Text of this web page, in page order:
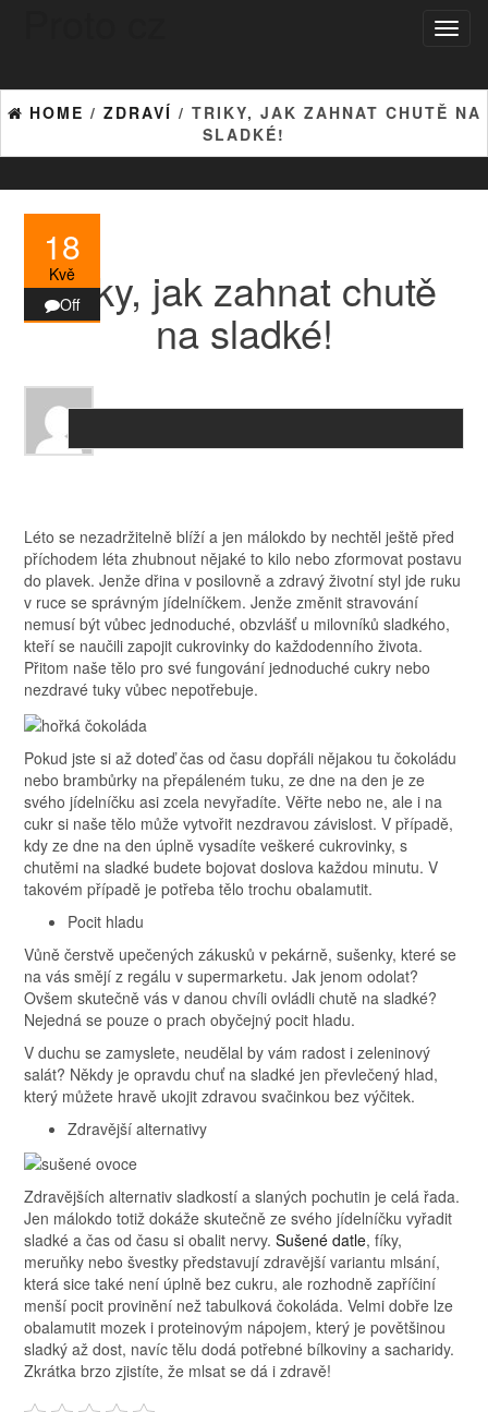
HOME / ZDRAVÍ / TRIKY, JAK ZAHNAT CHUTĚ NA
SLADKÉ!
18
Kvě
Off
Triky, jak zahnat chutě
na sladké!
Léto se nezadržitelně blíží a jen málokdo by nechtěl ještě před
příchodem léta zhubnout nějaké to kilo nebo zformovat postavu
do plavek. Jenže dřina v posilovně a zdravý životní styl jde ruku
v ruce se správným jídelníčkem. Jenže změnit stravování
nemusí být vůbec jednoduché, obzvlášť u milovníků sladkého,
kteří se naučili zapojit cukrovinky do každodenního života.
Přitom naše tělo pro své fungování jednoduché cukry nebo
nezdravé tuky vůbec nepotřebuje.
Pokud jste si až doteď čas od času dopřáli nějakou tu čokoládu
nebo brambůrky na přepáleném tuku, ze dne na den je ze
svého jídelníčku asi zcela nevyřadíte. Věřte nebo ne, ale i na
cukr si naše tělo může vytvořit nezdravou závislost. V případě,
kdy ze dne na den úplně vysadíte veškeré cukrovinky, s
chutěmi na sladké budete bojovat doslova každou minutu. V
takovém případě je potřeba tělo trochu obalamutit.
Pocit hladu
Vůně čerstvě upečených zákusků v pekárně, sušenky, které se
na vás smějí z regálu v supermarketu. Jak jenom odolat?
Ovšem skutečně vás v danou chvíli ovládli chutě na sladké?
Nejedná se pouze o prach obyčejný pocit hladu.
V duchu se zamyslete, neudělal by vám radost i zeleninový
salát? Někdy je opravdu chuť na sladké jen převlečený hlad,
který můžete hravě ukojit zdravou svačinkou bez výčitek.
Zdravější alternativy
Zdravějších alternativ sladkostí a slaných pochutin je celá řada.
Jen málokdo totiž dokáže skutečně ze svého jídelníčku vyřadit
sladké a čas od času si obalit nervy.Sušené datle, fíky,
meruňky nebo švestky představují zdravější variantu mlsání,
která sice také není úplně bez cukru, ale rozhodně zapříčiní
menší pocit provinění než tabulková čokoláda. Velmi dobře lze
obalamutit mozek i proteinovým nápojem, který je povětšinou
sladký až dost, navíc tělu dodá potřebné bílkoviny a sacharidy.
Zkrátka brzo zjistíte, že mlsat se dá i zdravě!